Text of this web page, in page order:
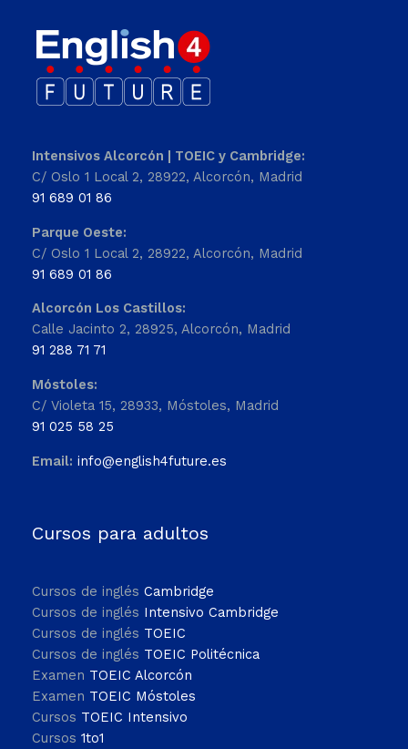
Intensivos Alcorcón | TOEIC y Cambridge:
C/ Oslo 1 Local 2, 28922, Alcorcón, Madrid
91 689 01 86
Parque Oeste:
C/ Oslo 1 Local 2, 28922, Alcorcón, Madrid
91 689 01 86
Alcorcón Los Castillos:
Calle Jacinto 2, 28925, Alcorcón, Madrid
91 288 71 71
Móstoles:
C/ Violeta 15, 28933, Móstoles, Madrid
91 025 58 25
Email: info@english4future.es
Cursos para adultos
Cursos de inglés Cambridge
Cursos de inglés Intensivo Cambridge
Cursos de inglés TOEIC
Cursos de inglés TOEIC Politécnica
Examen TOEIC Alcorcón
Examen TOEIC Móstoles
Cursos TOEIC Intensivo
Cursos 1to1